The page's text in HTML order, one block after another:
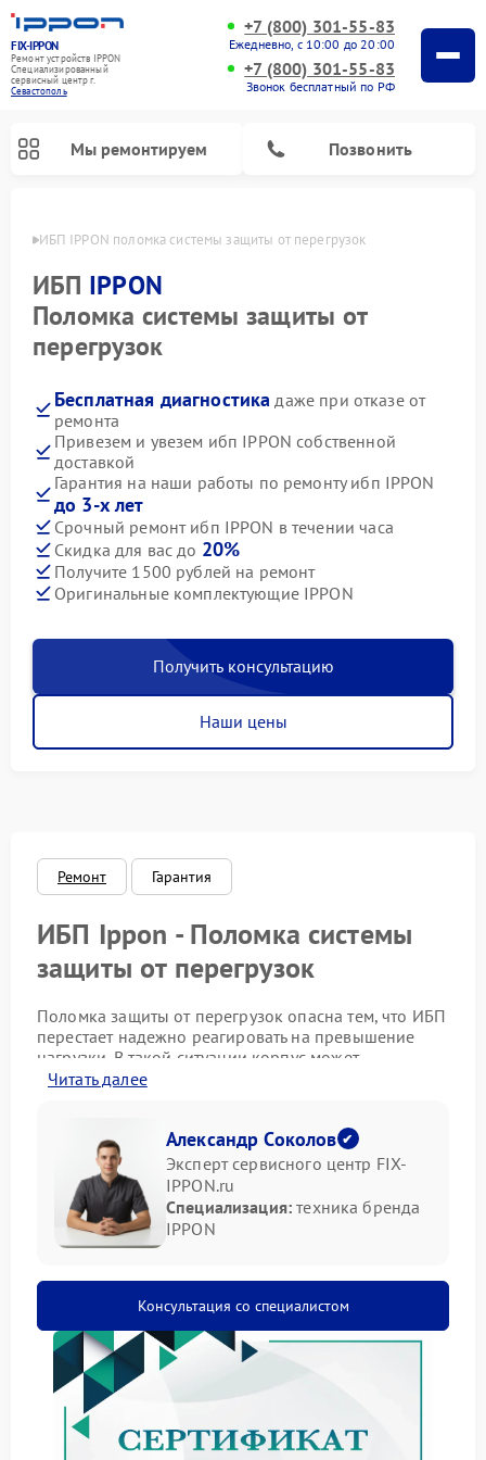
FIX-IPPON
Ремонт устройств IPPON
Специализированный
cервисный центр г.
Севастополь
+7 (800) 301-55-83
Ежедневно, с 10:00 до 20:00
+7 (800) 301-55-83
Звонок бесплатный по РФ
Мы ремонтируем Позвонить
ИБП IPPON поломка системы защиты от перегрузок
ИБП IPPON
Поломка системы защиты от
перегрузок
Бесплатная диагностика даже при отказе от
ремонта
Привезем и увезем ибп IPPON собственной
доставкой
Гарантия на наши работы по ремонту ибп IPPON
до 3-х лет
Срочный ремонт ибп IPPON в течении часа
Скидка для вас до 20%
Получите 1500 рублей на ремонт
Оригинальные комплектующие IPPON
Получить консультацию
Наши цены
Ремонт Гарантия
ИБП Ippon - Поломка системы
защиты от перегрузок
Поломка защиты от перегрузок опасна тем, что ИБП
перестает надежно реагировать на превышение
нагрузки. В такой ситуации корпус может
нагреваться, индикаторы мигают необычно, а
Симптомы проблемы
Неисправность заметна не сразу, но несколько
признаков хорошо выделяются:
появляется запах нагретой изоляции;
индикатор перегрузки горит постоянно;
вентилятор работает громче прежнего.
Ремонт Ippon в такой ситуации требует диагностики
силовых цепей, платы управления и элементов
защиты.
Читать далее
Александр Соколов
Эксперт сервисного центр FIX-
IPPON.ru
Специализация: техника бренда
IPPON
Консультация со специалистом